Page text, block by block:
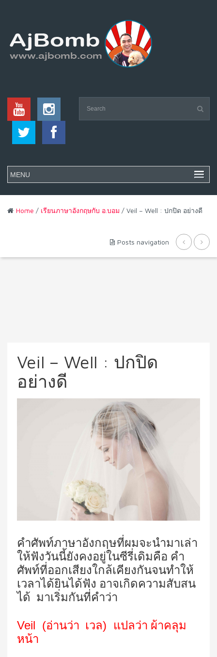
Home / เรียนภาษาอังกฤษกับ อ.บอม / Veil – Well : ปกปิด อย่างดี
Posts navigation
Veil – Well : ปกปิด
อย่างดี
คำศัพท์ภาษาอังกฤษที่ผมจะนำมาเล่า
ให้ฟังวันนี้ยังคงอยู่ในซีรี่เดิมคือ คำ
ศัพท์ที่ออกเสียงใกล้เคียงกันจนทำให้
เวลาได้ยินได้ฟัง อาจเกิดความสับสน
ได้ มาเริ่มกันที่คำว่า
Veil (อ่านว่า เวล) แปลว่า ผ้าคลุม
หน้า